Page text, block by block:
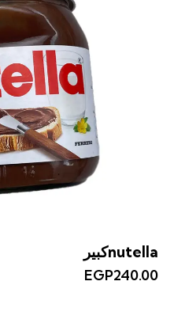
nutellaكبير
EGP240.00